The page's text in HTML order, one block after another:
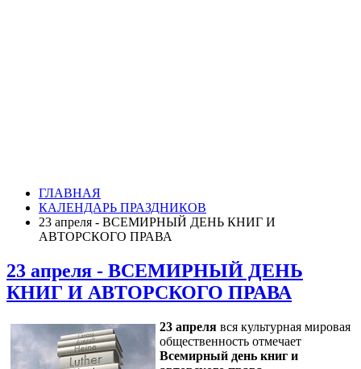
ГЛАВНАЯ
КАЛЕНДАРЬ ПРАЗДНИКОВ
23 апреля - ВСЕМИРНЫЙ ДЕНЬ КНИГ И
АВТОРСКОГО ПРАВА
23 апреля - ВСЕМИРНЫЙ ДЕНЬ
КНИГ И АВТОРСКОГО ПРАВА
23 апреля вся культурная мировая
общественность отмечает
Всемирный день книг и